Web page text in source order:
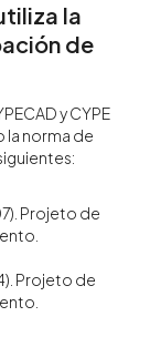
la
de
y CYPE
norma de
Projeto de
Projeto de